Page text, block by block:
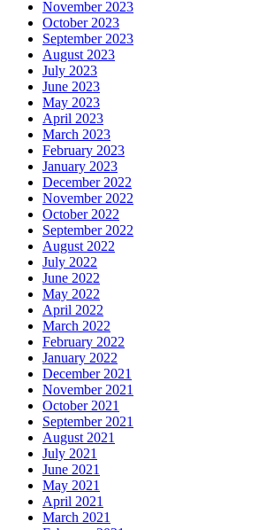
November 2023
October 2023
September 2023
August 2023
July 2023
June 2023
May 2023
April 2023
March 2023
February 2023
January 2023
December 2022
November 2022
October 2022
September 2022
August 2022
July 2022
June 2022
May 2022
April 2022
March 2022
February 2022
January 2022
December 2021
November 2021
October 2021
September 2021
August 2021
July 2021
June 2021
May 2021
April 2021
March 2021